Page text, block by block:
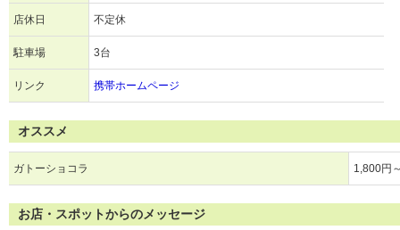
店休日 不定休
駐車場 3台
リンク 携帯ホームページ
オススメ
ガトーショコラ 1,800円
お店・スポットからのメッセージ